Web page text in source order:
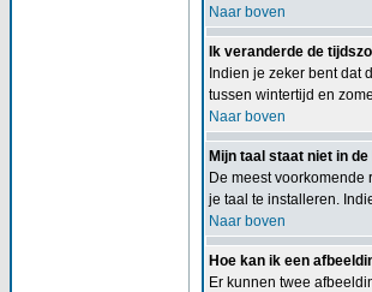
Naar boven
Ik veranderde de
Indien je zeker bent dat
tussen wintertijd en
Naar boven
Mijn taal staat niet in
De meest
je taal te installeren.
Naar boven
Hoe kan ik een
Er kunnen twee